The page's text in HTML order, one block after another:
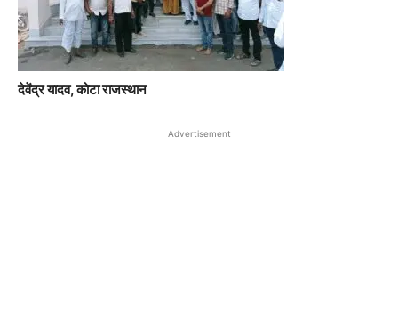
देवेंद्र यादव, कोटा राजस्थान
Advertisement